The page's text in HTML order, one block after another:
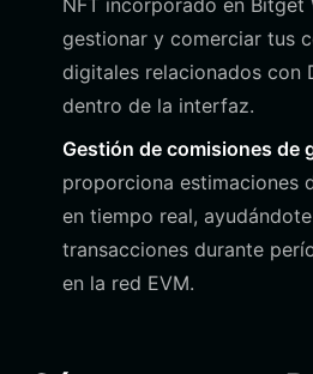
NFT incorporado en Bitget
gestionar y comerciar tus
digitales relacionados con
dentro de la interfaz.
Gestión de comisiones de
proporciona estimaciones
en tiempo real,
transacciones durante
en la red EVM.